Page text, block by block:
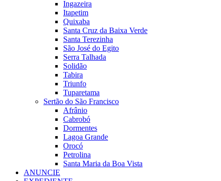
Ingazeira
Itapetim
Quixaba
Santa Cruz da Baixa Verde
Santa Terezinha
São José do Egito
Serra Talhada
Solidão
Tabira
Triunfo
Tuparetama
Sertão do São Francisco
Afrânio
Cabrobó
Dormentes
Lagoa Grande
Orocó
Petrolina
Santa Maria da Boa Vista
ANUNCIE